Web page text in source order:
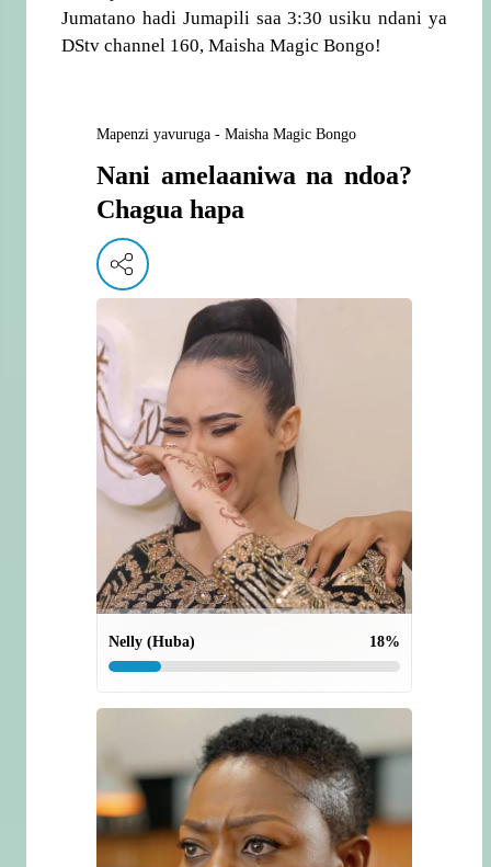
Jumatano hadi Jumapili saa 3:30 usiku ndani ya
DStv channel 160, Maisha Magic Bongo!
Mapenzi yavuruga - Maisha Magic Bongo
Nani amelaaniwa na ndoa?
Chagua hapa
Nelly (Huba) 18%